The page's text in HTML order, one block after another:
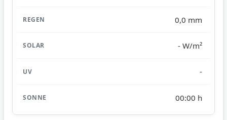
0,0 mm
- W/m²
-
00:00 h